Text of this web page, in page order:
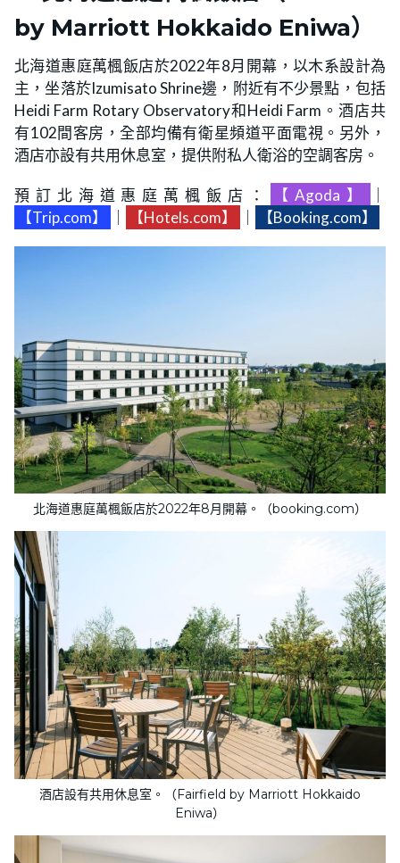
by Marriott Hokkaido Eniwa）
北海道惠庭萬楓飯店於2022年8月開幕，以木系設計為
主，坐落於Izumisato Shrine邊，附近有不少景點，包括
Heidi Farm Rotary Observatory和Heidi Farm。酒店共
有102間客房，全部均備有衛星頻道平面電視。另外，
酒店亦設有共用休息室，提供附私人衛浴的空調客房。
預訂北海道惠庭萬楓飯店： 【Agoda】
【Trip.com】
【Hotels.com】 【Booking.com】
北海道惠庭萬楓飯店於2022年8月開幕。（booking.com）
酒店設有共用休息室。（Fairfield by Marriott Hokkaido
Eniwa）